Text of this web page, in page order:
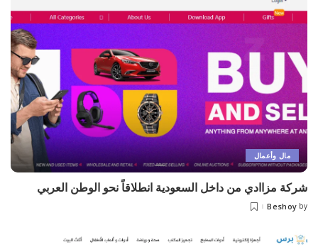
مال وأعمال
شركة مزاادي من داخل السعودية انطلاقاً نحو الوطن العربي
by
Beshoy